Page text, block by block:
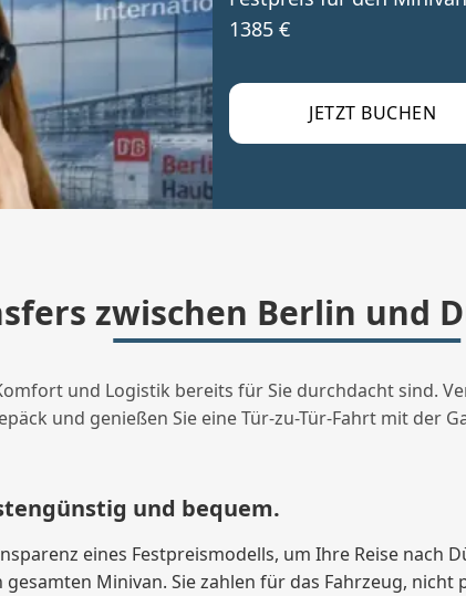
1385 €
JETZT BUCHEN
zwischen Berlin und
und Logistik bereits für Sie durchdacht sind.
und genießen Sie eine Tür-zu-Tür-Fahrt mit der
und bequem.
eines Festpreismodells, um Ihre Reise nach
Minivan. Sie zahlen für das Fahrzeug,